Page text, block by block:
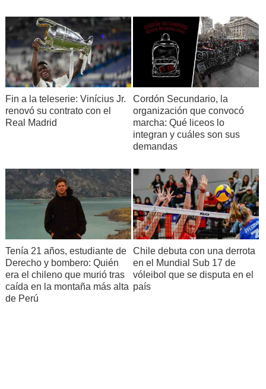
Fin a la teleserie: Vinícius Jr.
renovó su contrato con el
Real Madrid
Cordón Secundario, la
organización que convocó
marcha: Qué liceos lo
integran y cuáles son sus
demandas
Tenía 21 años, estudiante de
Derecho y bombero: Quién
era el chileno que murió tras
caída en la montaña más alta
de Perú
Chile debuta con una derrota
en el Mundial Sub 17 de
vóleibol que se disputa en el
país